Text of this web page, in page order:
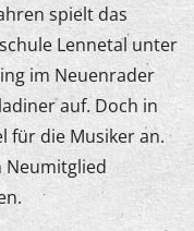
spielt das
Lennetal unter
im Neuenrader
auf. Doch in
für die Musiker an.
Neumitglied